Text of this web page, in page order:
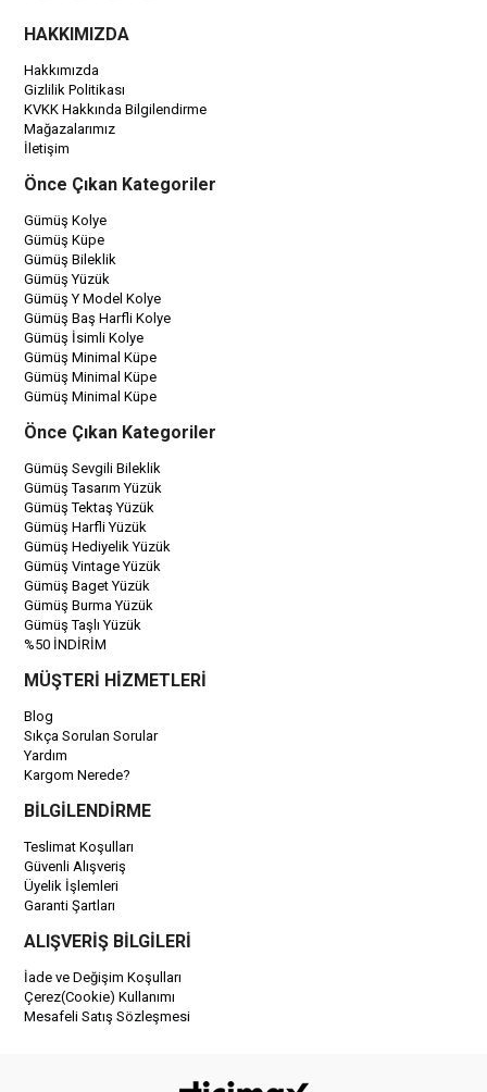
HAKKIMIZDA
Hakkımızda
Gizlilik Politikası
KVKK Hakkında Bilgilendirme
Mağazalarımız
İletişim
Önce Çıkan Kategoriler
Gümüş Kolye
Gümüş Küpe
Gümüş Bileklik
Gümüş Yüzük
Gümüş Y Model Kolye
Gümüş Baş Harfli Kolye
Gümüş İsimli Kolye
Gümüş Minimal Küpe
Gümüş Minimal Küpe
Gümüş Minimal Küpe
Önce Çıkan Kategoriler
Gümüş Sevgili Bileklik
Gümüş Tasarım Yüzük
Gümüş Tektaş Yüzük
Gümüş Harfli Yüzük
Gümüş Hediyelik Yüzük
Gümüş Vintage Yüzük
Gümüş Baget Yüzük
Gümüş Burma Yüzük
Gümüş Taşlı Yüzük
%50 İNDİRİM
MÜŞTERİ HİZMETLERİ
Blog
Sıkça Sorulan Sorular
Yardım
Kargom Nerede?
BİLGİLENDİRME
Teslimat Koşulları
Güvenli Alışveriş
Üyelik İşlemleri
Garanti Şartları
ALIŞVERİŞ BİLGİLERİ
İade ve Değişim Koşulları
Çerez(Cookie) Kullanımı
Mesafeli Satış Sözleşmesi